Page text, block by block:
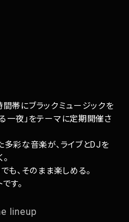
帯にブラックミュージックを
一夜」をテーマに定期開催さ
多彩な音楽が、ライブとDJを
も、そのまま楽しめる。
す。
lineup